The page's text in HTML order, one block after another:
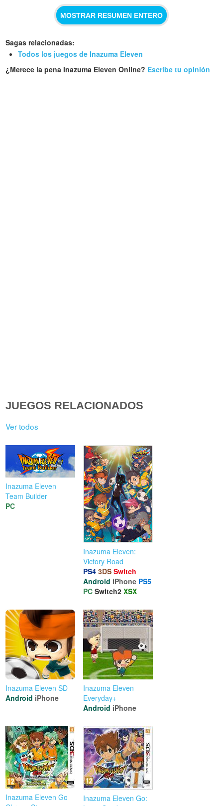
MOSTRAR RESUMEN ENTERO
Sagas relacionadas:
Todos los juegos de Inazuma Eleven
¿Merece la pena Inazuma Eleven Online? Escribe tu opinión
JUEGOS RELACIONADOS
Ver todos
Inazuma Eleven
Team Builder
PC
Inazuma Eleven:
Victory Road
PS4 3DS Switch
Android iPhone PS5
PC Switch2 XSX
Inazuma Eleven SD
Android iPhone
Inazuma Eleven
Everyday+
Android iPhone
Inazuma Eleven Go
Inazuma Eleven Go: